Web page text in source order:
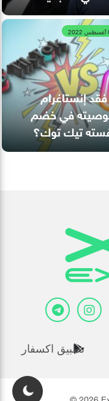
إنستاغرام
في خضم
تيك توك؟
تطبيق اكسفار